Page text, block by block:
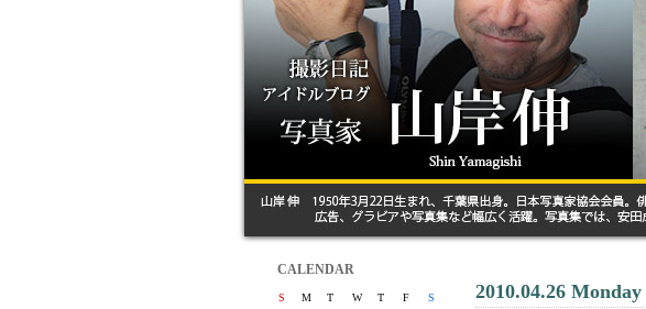
CALENDAR
S M T W T F
S
2010.04.26 Monday